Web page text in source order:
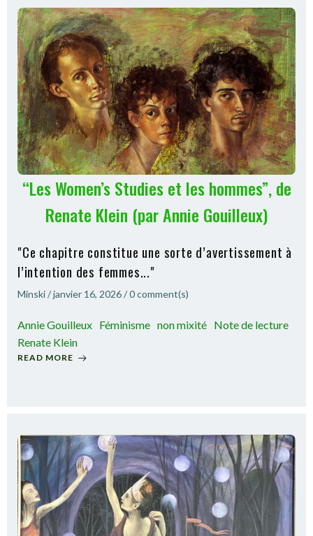
“Les Women’s Studies et les hommes”, de
Renate Klein (par Annie Gouilleux)
"Ce chapitre constitue une sorte d’avertissement à
l’intention des femmes..."
Minski/janvier 16, 2026/0comment(s)
Annie Gouilleux Féminisme non mixité Note de lecture
Renate Klein
READ MORE